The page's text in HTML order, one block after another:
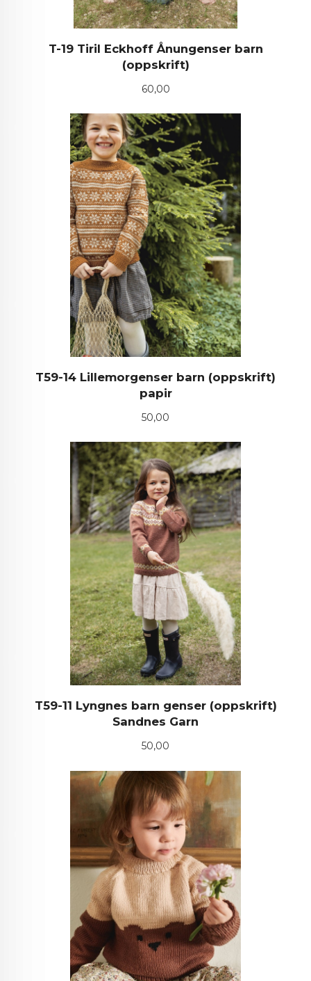
T-19 Tiril Eckhoff Ånungenser barn
(oppskrift)
Pris
60,00
T59-14 Lillemorgenser barn (oppskrift)
papir
Pris
50,00
T59-11 Lyngnes barn genser (oppskrift)
Sandnes Garn
Pris
50,00